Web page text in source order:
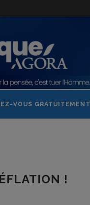
VOUS GRATUITEMENT
!